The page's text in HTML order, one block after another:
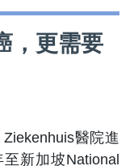
，更需要
醫院進
新加坡National